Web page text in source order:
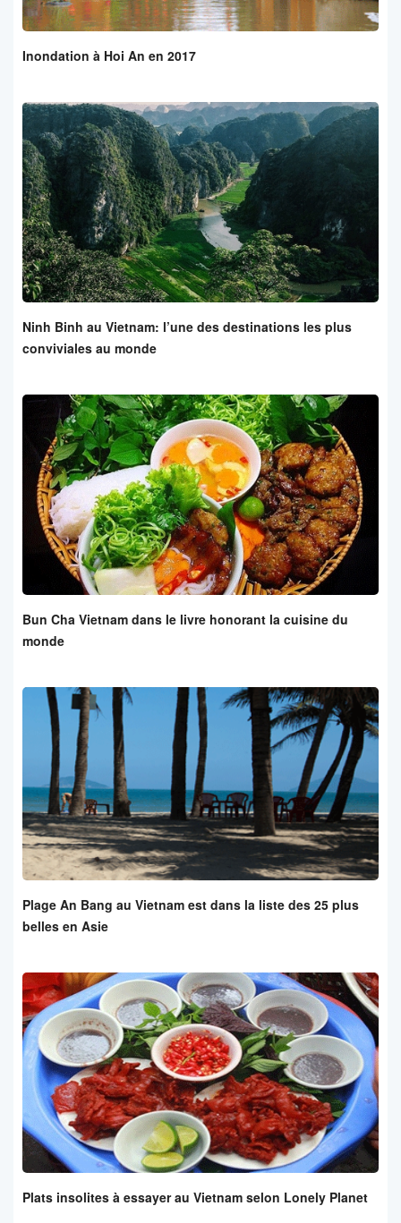
Inondation à Hoi An en 2017
Ninh Binh au Vietnam: l’une des destinations les plus
conviviales au monde
Bun Cha Vietnam dans le livre honorant la cuisine du
monde
Plage An Bang au Vietnam est dans la liste des 25 plus
belles en Asie
Plats insolites à essayer au Vietnam selon Lonely Planet